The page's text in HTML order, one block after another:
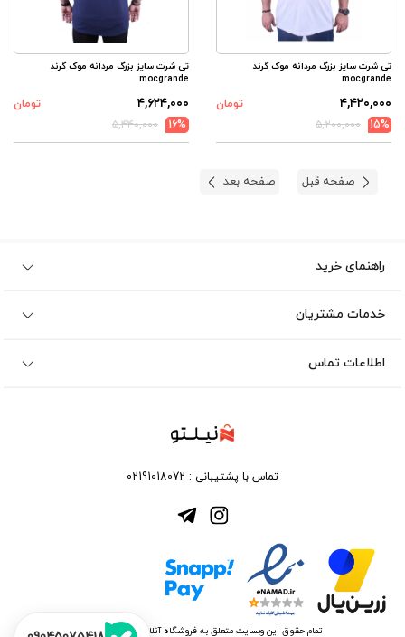
تی شرت سایز بزرگ مردانه موک گرند
mocgrande
۴,۴۲۰,۰۰۰
تومان
15%
۵,۲۰۰,۰۰۰
تی شرت سایز بزرگ مردانه موک گرند
mocgrande
۴,۶۲۴,۰۰۰
تومان
16%
۵,۴۴۰,۰۰۰
صفحه قبل صفحه بعد
راهنمای خرید
خدمات مشتریان
اطلاعات تماس
تماس با پشتیبانی : 02191018072
تمام حقوق این وبسایت متعلق به فروشگاه آنلاین نیلتو می باشد